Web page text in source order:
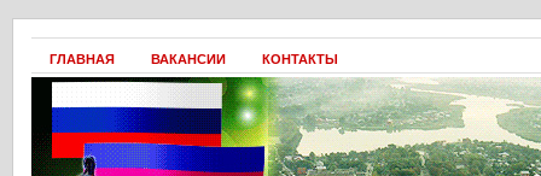
ГЛАВНАЯ ВАКАНСИИ КОНТАКТЫ